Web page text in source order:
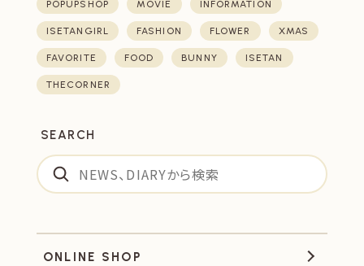
POPUPSHOP MOVIE INFORMATION
ISETANGIRL FASHION FLOWER XMAS
FAVORITE FOOD BUNNY ISETAN
THECORNER
SEARCH
ONLINE SHOP